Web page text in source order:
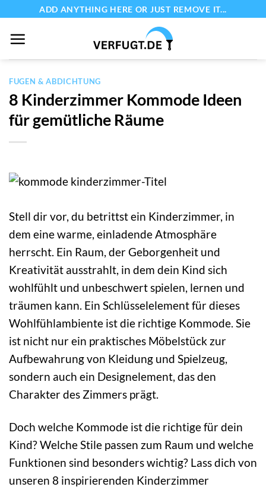
springen
ADD ANYTHING HERE OR JUST REMOVE IT...
FUGEN & ABDICHTUNG
8 Kinderzimmer Kommode Ideen
für gemütliche Räume
Stell dir vor, du betrittst ein Kinderzimmer, in
dem eine warme, einladende Atmosphäre
herrscht. Ein Raum, der Geborgenheit und
Kreativität ausstrahlt, in dem dein Kind sich
wohlfühlt und unbeschwert spielen, lernen und
träumen kann. Ein Schlüsselelement für dieses
Wohlfühlambiente ist die richtige Kommode. Sie
ist nicht nur ein praktisches Möbelstück zur
Aufbewahrung von Kleidung und Spielzeug,
sondern auch ein Designelement, das den
Charakter des Zimmers prägt.
Doch welche Kommode ist die richtige für dein
Kind? Welche Stile passen zum Raum und welche
Funktionen sind besonders wichtig? Lass dich von
unseren 8 inspirierenden Kinderzimmer